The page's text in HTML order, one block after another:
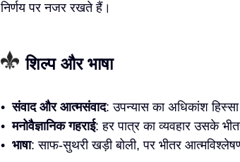
निर्णय पर नजर रखते हैं।
शिल्प और भाषा
•संवाद और आत्मसंवाद: उपन्यास का अधिकांश
•मनोवैज्ञानिक गहराई: हर पात्र का व्यवहार उसके
• भाषा: साफ-सुथरी खड़ी बोली, पर भीतर